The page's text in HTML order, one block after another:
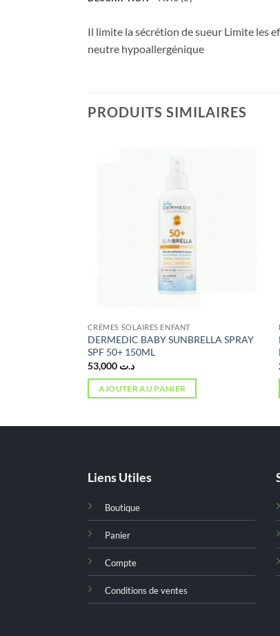
Il limite la sécrétion de sueur Limite les
neutre hypoallergénique
PRODUITS SIMILAIRES
CRÈMES SOLAIRES ENFANT
DERMEDIC BABY SUNBRELLA SPRAY
SPF 50+ 150ML
د.ت 53,000
AJOUTER AU PANIER
Liens Utiles
Boutique
Panier
Compte
Conditions de ventes